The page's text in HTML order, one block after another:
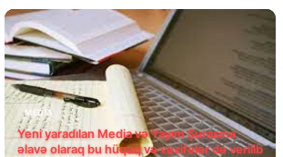
MEDİA
Yeni yaradılan Media və Yayım Şurasına
əlavə olaraq bu hüquq və vəzifələr də verilib